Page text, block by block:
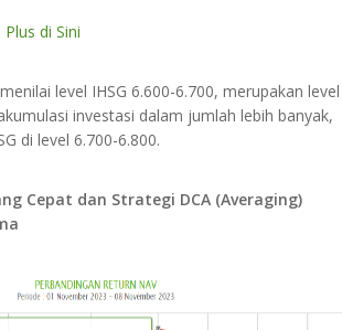
di Sini
menilai level IHSG 6.600-6.700, merupakan level
investasi dalam jumlah lebih banyak,
di level 6.700-6.800.
Cepat dan Strategi DCA (Averaging)